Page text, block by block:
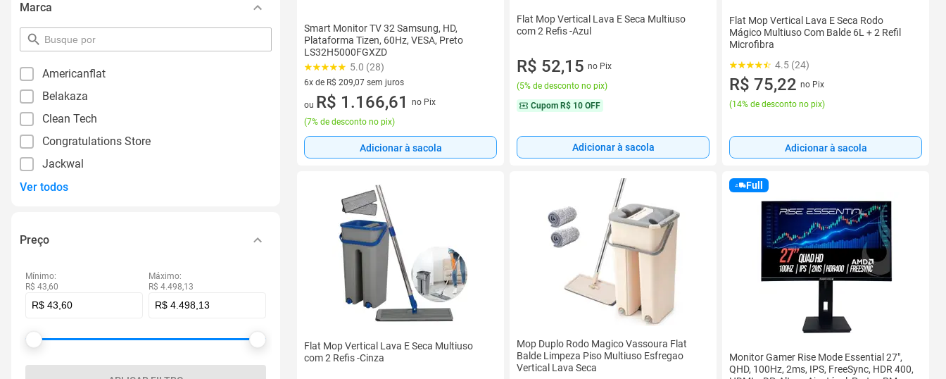
Marca
pesquisar
por
Americanflat
Belakaza
Clean Tech
Congratulations Store
Jackwal
Ver todos
Preço
Mínimo:
R$ 43,60
Máximo:
R$ 4.498,13
Smart Monitor TV 32 Samsung, HD,
Plataforma Tizen, 60Hz, VESA, Preto
LS32H5000FGXZD
5.0 (28)
6x de R$ 209,07 sem juros
6 vez de R$ 209,07 sem juros
ou R$ 1.166,61
no Pix
(7% de desconto no pix)
Adicionar à sacola
Flat Mop Vertical Lava E Seca Multiuso
com 2 Refis -Azul
R$ 52,15 no Pix
(5% de desconto no pix)
Cupom R$ 10 OFF
Adicionar à sacola
Flat Mop Vertical Lava E Seca Rodo
Mágico Multiuso Com Balde 6L + 2 Refil
Microfibra
4.5 (24)
R$ 75,22 no Pix
(14% de desconto no pix)
Adicionar à sacola
Flat Mop Vertical Lava E Seca Multiuso
com 2 Refis -Cinza
Mop Duplo Rodo Magico Vassoura Flat
Balde Limpeza Piso Multiuso Esfregao
Vertical Lava Seca
Full
Monitor Gamer Rise Mode Essential 27",
QHD, 100Hz, 2ms, IPS, FreeSync, HDR 400,